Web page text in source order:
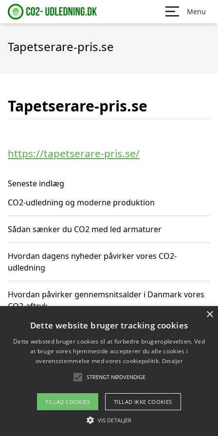
Menu
Tapetserare-pris.se
Tapetserare-pris.se
https://tapetserare-pris.se/
Seneste indlæg
CO2-udledning og moderne produktion
Sådan sænker du CO2 med led armaturer
Hvordan dagens nyheder påvirker vores CO2-
udledning
Hvordan påvirker gennemsnitsalder i Danmark vores
CO2-aftryk
Hvordan nyheder om CO2-udledning påvirker vores
hverdag
Om / kontakt
Blog Betingelser
×
Dette website bruger tracking cookies
Dette websted bruger cookies til at forbedre brugeroplevelsen. Ved
at bruge vores hjemmeside accepterer du alle cookies i
overensstemmelse med vores cookiepolitik. Detaljer
STRENGT NØDVENDIGE
TILLAD COOKIES TILLAD IKKE COOKIES
VIS DETALJER